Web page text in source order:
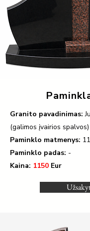
Granito pavadinimas:
(galimos įvairios spalvos)
Paminklo matmenys:
Paminklo padas: -
Kaina: 1150 Eur